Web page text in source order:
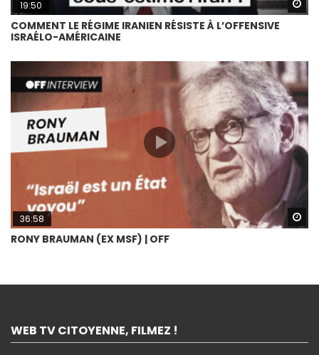
19:50
COMMENT LE RÉGIME IRANIEN RÉSISTE À L’OFFENSIVE
ISRAÉLO-AMÉRICAINE
36:58
RONY BRAUMAN (EX MSF) | OFF
WEB TV CITOYENNE, FILMEZ !